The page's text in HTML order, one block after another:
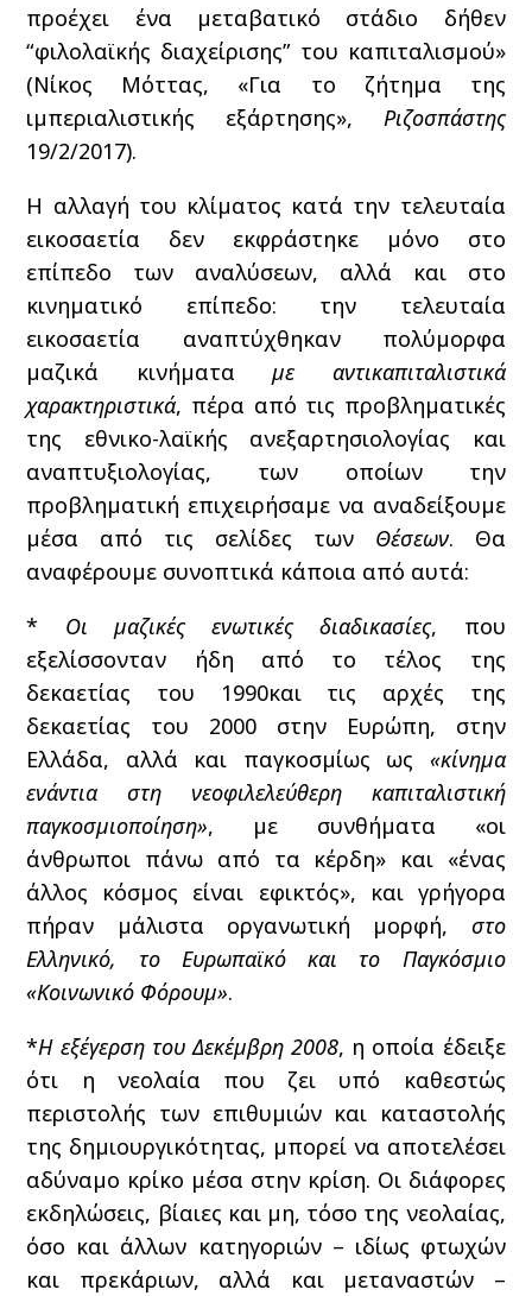
προέχει ένα μεταβατικό στάδιο δήθεν
“φιλολαϊκής διαχείρισης” του καπιταλισμού»
(Νίκος Μόττας, «Για το ζήτημα της
ιμπεριαλιστικής εξάρτησης», Ριζοσπάστης
19/2/2017).
Η αλλαγή του κλίματος κατά την τελευταία
εικοσαετία δεν εκφράστηκε μόνο στο
επίπεδο των αναλύσεων, αλλά και στο
κινηματικό επίπεδο: την τελευταία
εικοσαετία αναπτύχθηκαν πολύμορφα
μαζικά κινήματαμε αντικαπιταλιστικά
χαρακτηριστικά, πέρα από τις προβληματικές
της εθνικο-λαϊκής ανεξαρτησιολογίας και
αναπτυξιολογίας, των οποίων την
προβληματική επιχειρήσαμε να αναδείξουμε
μέσα από τις σελίδες των Θέσεων. Θα
αναφέρουμε συνοπτικά κάποια από αυτά:
* Οι μαζικές ενωτικές διαδικασίες, που
εξελίσσονταν ήδη από το τέλος της
δεκαετίας του 1990και τις αρχές της
δεκαετίας του 2000 στην Ευρώπη, στην
Ελλάδα, αλλά και παγκοσμίως ως «κίνημα
ενάντια στη νεοφιλελεύθερη
καπιταλιστική
παγκοσμιοποίηση», με συνθήματα «οι
άνθρωποι πάνω από τα κέρδη» και «ένας
άλλος κόσμος είναι εφικτός», και γρήγορα
πήραν μάλιστα οργανωτική μορφή, στο
Ελληνικό, το Ευρωπαϊκό και το Παγκόσμιο
«Κοινωνικό Φόρουμ».
*Η εξέγερση του Δεκέμβρη 2008, η οποία έδειξε
ότι η νεολαία που ζει υπό καθεστώς
περιστολής των επιθυμιών και καταστολής
της δημιουργικότητας, μπορεί να αποτελέσει
αδύναμο κρίκο μέσα στην κρίση. Οι διάφορες
εκδηλώσεις, βίαιες και μη, τόσο της νεολαίας,
όσο και άλλων κατηγοριών – ιδίως φτωχών
και πρεκάριων, αλλά και μεταναστών –